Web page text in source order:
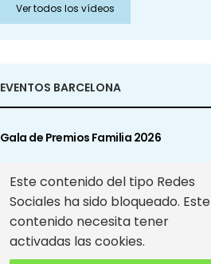
Aceptar cookies de Redes
Sociales
Ver todos los vídeos
EVENTOS BARCELONA
Gala de Premios Familia 2026
Este contenido del tipo Redes
Sociales ha sido bloqueado. Este
contenido necesita tener
activadas las cookies.